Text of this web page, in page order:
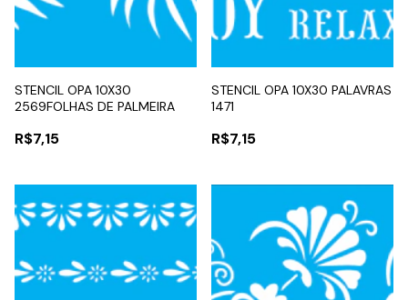
STENCIL OPA 10X30
2569FOLHAS DE PALMEIRA
R$7,15
STENCIL OPA 10X30 PALAVRAS
1471
R$7,15